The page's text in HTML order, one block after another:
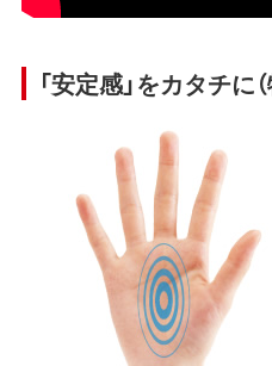
「安定感」をカタチに